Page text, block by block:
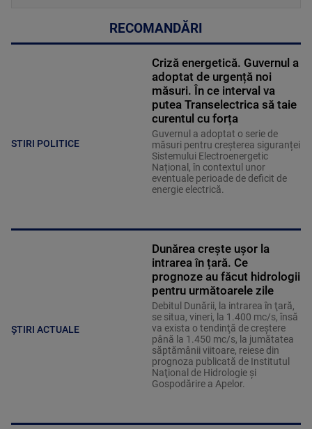
RECOMANDĂRI
STIRI POLITICE
Criză energetică. Guvernul a
adoptat de urgență noi
măsuri. În ce interval va
putea Transelectrica să taie
curentul cu forța
Guvernul a adoptat o serie de
măsuri pentru creșterea siguranței
Sistemului Electroenergetic
Național, în contextul unor
eventuale perioade de deficit de
energie electrică.
ȘTIRI ACTUALE
Dunărea crește ușor la
intrarea în țară. Ce
prognoze au făcut hidrologii
pentru următoarele zile
Debitul Dunării, la intrarea în ţară,
se situa, vineri, la 1.400 mc/s, însă
va exista o tendinţă de creştere
până la 1.450 mc/s, la jumătatea
săptămânii viitoare, reiese din
prognoza publicată de Institutul
Naţional de Hidrologie şi
Gospodărire a Apelor.